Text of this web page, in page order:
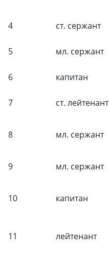
4
ст. сержант
5
мл. сержант
6
капитан
7
ст. лейтенант
8 мл. сержант
9
мл. сержант
10 капитан
11 лейтенант